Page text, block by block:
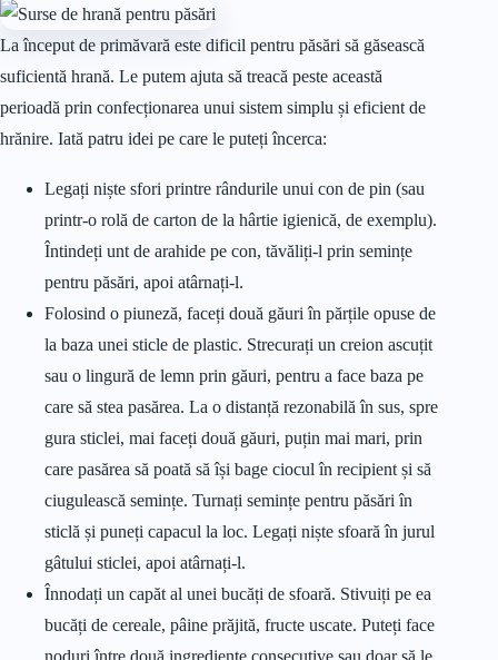
La început de primăvară este dificil pentru păsări să găsească
suficientă hrană. Le putem ajuta să treacă peste această
perioadă prin confecționarea unui sistem simplu și eficient de
hrănire. Iată patru idei pe care le puteți încerca:
Legați niște sfori printre rândurile unui con de pin (sau
printr-o rolă de carton de la hârtie igienică, de exemplu).
Întindeți unt de arahide pe con, tăvăliți-l prin semințe
pentru păsări, apoi atârnați-l.
Folosind o piuneză, faceți două găuri în părțile opuse de
la baza unei sticle de plastic. Strecurați un creion ascuțit
sau o lingură de lemn prin găuri, pentru a face baza pe
care să stea pasărea. La o distanță rezonabilă în sus, spre
gura sticlei, mai faceți două găuri, puțin mai mari, prin
care pasărea să poată să își bage ciocul în recipient și să
ciugulească semințe. Turnați semințe pentru păsări în
sticlă și puneți capacul la loc. Legați niște sfoară în jurul
gâtului sticlei, apoi atârnați-l.
Înnodați un capăt al unei bucăți de sfoară. Stivuiți pe ea
bucăți de cereale, pâine prăjită, fructe uscate. Puteți face